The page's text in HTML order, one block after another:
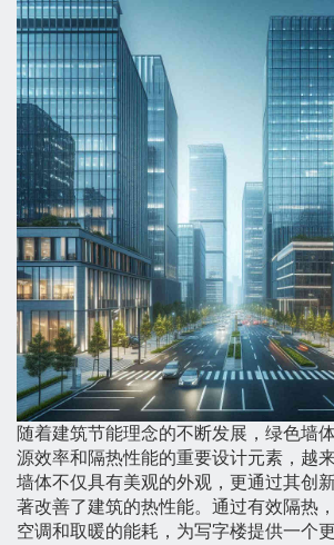
随着建筑节能理念的不断发展，绿色墙
源效率和隔热性能的重要设计元素，越
墙体不仅具有美观的外观，更通过其创
著改善了建筑的热性能。通过有效隔热
空调和取暖的能耗，为写字楼提供一个